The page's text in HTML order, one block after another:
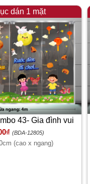
dán 1 mặt
43- Gia đình vui
thu
(BDA-12805)
(cao x ngang)